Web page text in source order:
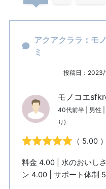
アクアクララ：モ
ミ
投稿日：2023/
モノコエ
40代前半 | 男性 |
り)
（ 5.00 ）
料金 4.00 | 水のおいし
ン 4.00 | サポート体制